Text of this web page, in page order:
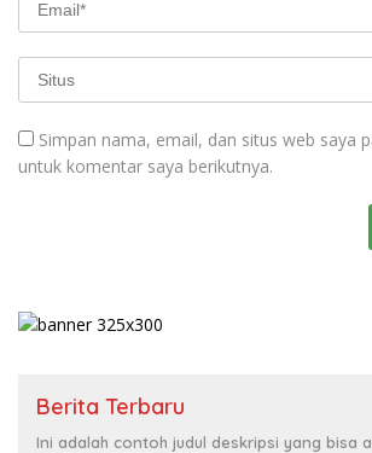
Simpan nama, email, dan situs web saya
untuk komentar saya berikutnya.
Berita Terbaru
Ini adalah contoh judul deskripsi yang bisa